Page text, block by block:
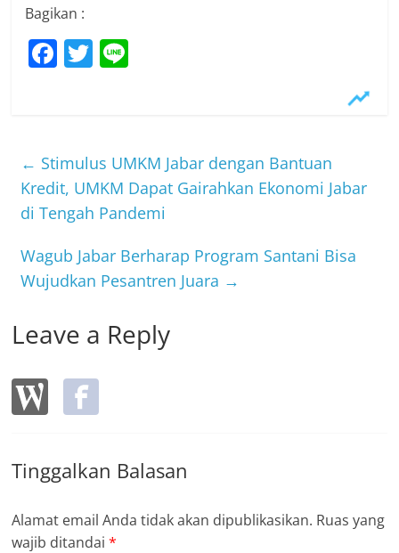
Bagikan :
F
b
o
o
k
T
← Stimulus UMKM Jabar dengan Bantuan
Kredit, UMKM Dapat Gairahkan Ekonomi Jabar
di Tengah Pandemi
Wagub Jabar Berharap Program Santani Bisa
Wujudkan Pesantren Juara →
Leave a Reply
Tinggalkan Balasan
Alamat email Anda tidak akan dipublikasikan. Ruas yang
wajib ditandai*